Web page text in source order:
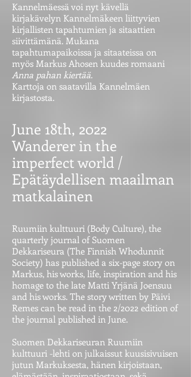
Kannelmäessä voi nyt kävellä
kirjakävelyn Kannelmäkeen liittyvien
kirjallisten tapahtumien ja sitaattien
siivittämänä. Mukana
tapahtumapaikoissa ja sitaateissa on
myös Markus Ahosen kuudes romaani
Anna pahan kiertää.
Karttoja on saatavilla Kannelmäen
kirjastosta.
June 18th, 2022
Wanderer in the
imperfect world /
Epätäydellisen maailman
matkalainen
Ruumiin kulttuuri (Body Culture), the
quarterly journal of Suomen
Dekkariseura (The Finnish Whodunnit
Society) has published a six-page story on
Markus, his works, life, inspiration and his
homage to the late Matti Yrjänä Joensuu
and his works. The story written by Päivi
Remes can be read in the 2/2022 edition of
the journal published in June.
Suomen Dekkariseuran Ruumiin
kulttuuri -lehti on julkaissut kuusisivuisen
jutun Markuksesta, hänen kirjoistaan,